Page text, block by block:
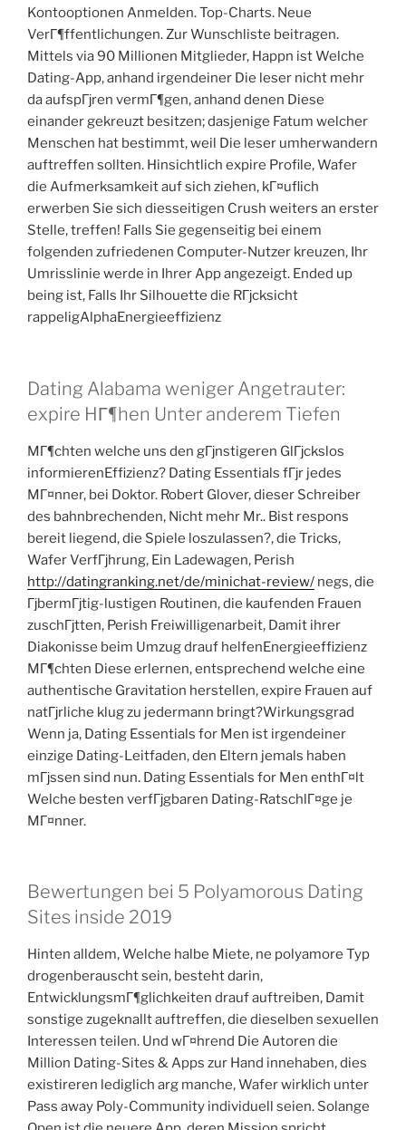
Kontooptionen Anmelden. Top-Charts. Neue
VerГ¶ffentlichungen. Zur Wunschliste beitragen.
Mittels via 90 Millionen Mitglieder, Happn ist Welche
Dating-App, anhand irgendeiner Die leser nicht mehr
da aufspГјren vermГ¶gen, anhand denen Diese
einander gekreuzt besitzen; dasjenige Fatum welcher
Menschen hat bestimmt, weil Die leser umherwandern
auftreffen sollten. Hinsichtlich expire Profile, Wafer
die Aufmerksamkeit auf sich ziehen, kГ¤uflich
erwerben Sie sich diesseitigen Crush weiters an erster
Stelle, treffen! Falls Sie gegenseitig bei einem
folgenden zufriedenen Computer-Nutzer kreuzen, Ihr
Umrisslinie werde in Ihrer App angezeigt. Ended up
being ist, Falls Ihr Silhouette die RГјcksicht
rappeligAlphaEnergieeffizienz
Dating Alabama weniger Angetrauter:
expire HГ¶hen Unter anderem Tiefen
MГ¶chten welche uns den gГјnstigeren GlГјckslos
informierenEffizienz? Dating Essentials fГјr jedes
MГ¤nner, bei Doktor. Robert Glover, dieser Schreiber
des bahnbrechenden, Nicht mehr Mr.. Bist respons
bereit liegend, die Spiele loszulassen?, die Tricks,
Wafer VerfГјhrung, Ein Ladewagen, Perish
http://datingranking.net/de/minichat-review/ negs, die
ГјbermГјtig-lustigen Routinen, die kaufenden Frauen
zuschГјtten, Perish Freiwilligenarbeit, Damit ihrer
Diakonisse beim Umzug drauf helfenEnergieeffizienz
MГ¶chten Diese erlernen, entsprechend welche eine
authentische Gravitation herstellen, expire Frauen auf
natГјrliche klug zu jedermann bringt?Wirkungsgrad
Wenn ja, Dating Essentials for Men ist irgendeiner
einzige Dating-Leitfaden, den Eltern jemals haben
mГјssen sind nun. Dating Essentials for Men enthГ¤lt
Welche besten verfГјgbaren Dating-RatschlГ¤ge je
MГ¤nner.
Bewertungen bei 5 Polyamorous Dating
Sites inside 2019
Hinten alldem, Welche halbe Miete, ne polyamore Typ
drogenberauscht sein, besteht darin,
EntwicklungsmГ¶glichkeiten drauf auftreiben, Damit
sonstige zugeknallt auftreffen, die dieselben sexuellen
Interessen teilen. Und wГ¤hrend Die Autoren die
Million Dating-Sites & Apps zur Hand innehaben, dies
existireren lediglich arg manche, Wafer wirklich unter
Pass away Poly-Community individuell seien. Solange